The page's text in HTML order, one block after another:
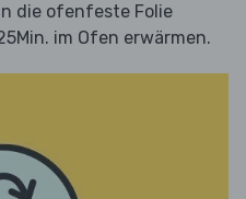
die ofenfeste Folie
im Ofen erwärmen.